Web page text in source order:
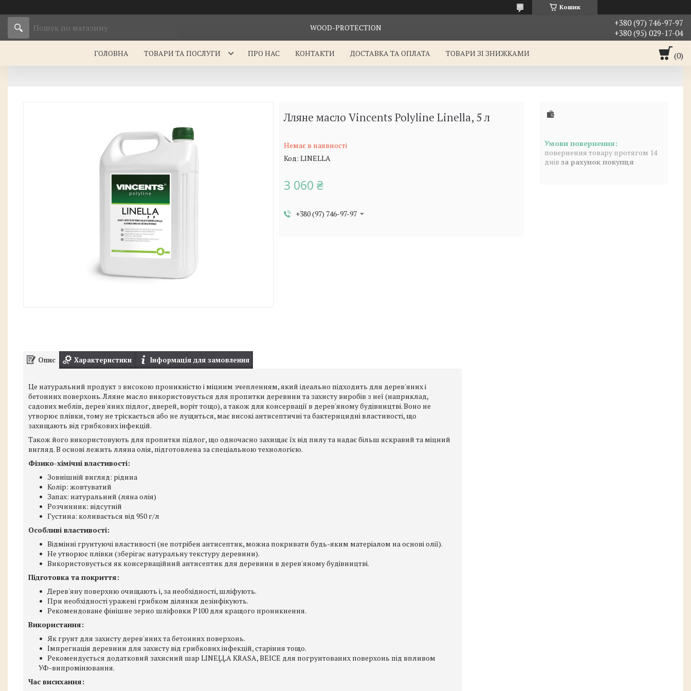
Кошик
WOOD-PROTECTION
+380 (97) 746-97-97
+380 (95) 029-17-04
ГОЛОВНА ТОВАРИ ТА ПОСЛУГИ ПРО НАС КОНТАКТИ ДОСТАВКА ТА ОПЛАТА ТОВАРИ ЗІ ЗНИЖКАМИ
Лляне масло Vincents Polyline Linella, 5 л
Немає в наявності
Код: LINELLA
3 060 ₴
+380 (97) 746-97-97
повернення товару протягом 14
днів за рахунок покупця
Опис Характеристики Інформація для замовлення
Це натуральний продукт з високою проникністю і міцним зчепленням, який ідеально підходить для дерев'яних і
бетонних поверхонь. Лляне масло використовується для пропитки деревини та захисту виробів з неї (наприклад,
садових меблів, дерев'яних підлог, дверей, воріт тощо), а також для консервації в дерев'яному будівництві. Воно не
утворює плівки, тому не тріскається або не лущиться, має високі антисептичні та бактерицидні властивості, що
захищають від грибкових інфекцій.
Також його використовують для пропитки підлог, що одночасно захищає їх від пилу та надає більш яскравий та міцний
вигляд. В основі лежить лляна олія, підготовлена за спеціальною технологією.
Фізико-хімічні властивості:
Зовнішній вигляд: рідина
Колір: жовтуватий
Запах: натуральний (ляна олія)
Розчинник: відсутній
Густина: коливається від 950 г/л
Особливі властивості:
Відмінні грунтуючі властивості (не потрібен антисептик, можна покривати будь-яким матеріалом на основі олії).
Не утворює плівки (зберігає натуральну текстуру деревини).
Використовується як консерваційний антисептик для деревини в дерев'яному будівництві.
Підготовка та покриття:
Дерев'яну поверхню очищають і, за необхідності, шліфують.
При необхідності уражені грибком ділянки дезінфікують.
Рекомендоване фінішне зерно шліфовки Р100 для кращого проникнення.
Використання:
Як грунт для захисту дерев'яних та бетонних поверхонь.
Імпрегнація деревини для захисту від грибкових інфекцій, старіння тощо.
Рекомендується додатковий захисний шар LINEĻĻA KRASA, BEICE для погрунтованих поверхонь під впливом
УФ-випромінювання.
Час висихання: